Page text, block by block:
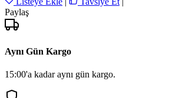
Paylaş
Aynı Gün Kargo
15:00'a kadar aynı gün kargo.